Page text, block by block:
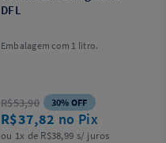
DFL
Embalagem com 1 litro.
R$53,90 30% OFF
R$37,82 no Pix
ou 1x de R$38,99 s/ juros